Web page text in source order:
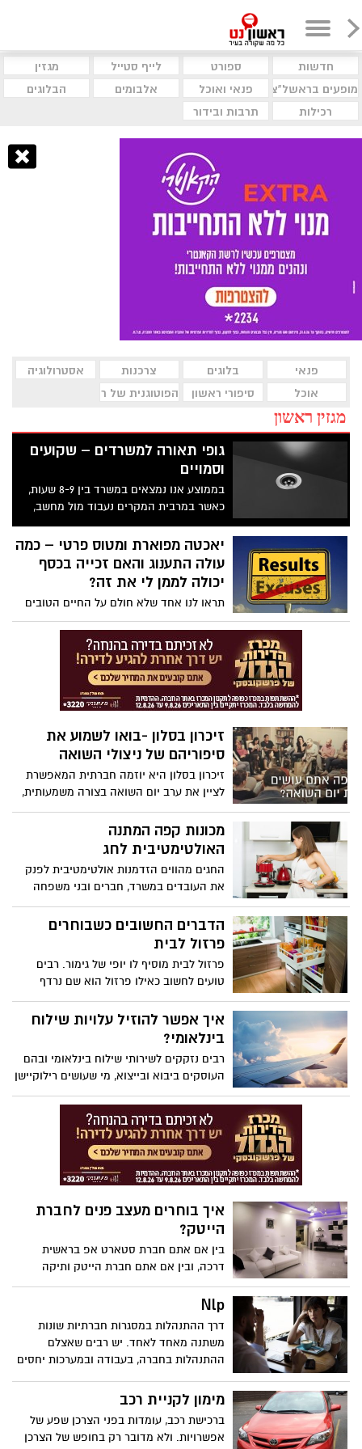
חדשות ספורט לייף סטייל
מגזין
מופעים בראשל"צ
פנאי ואוכל אלבומים
הבלוגים
רכילות
תרבות ובידור
פנאי בלוגים צרכנות
אסטרולוגיה
אוכל
סיפורי ראשון הפוטוגנית של ראשון לציון
מגזין ראשון
גופי תאורה למשרדים – שקועים
וסמויים
בממוצע אנו נמצאים במשרד בין 8-9 שעות,
כאשר במרבית המקרים נעבוד מול מחשב,
נקיים פגישות עם לקוחות, נקרא חומרים או
נבצע שיחות טלפוניות. כל אחד מפעולות אלה
דורשות שילוב תאורה ספציפית בחלל בו אנו
מבצעים את פעולות אלה, כאשר התאורה
תאפשר לנו לעבוד בנוחות יתרה וגם תשפיע
על תפוקת העבודה שלנו.
יאכטה מפוארת ומטוס פרטי – כמה
עולה התענוג והאם זכייה בכסף
יכולה לממן לי את זה?
תראו לנו אחד שלא חולם על החיים הטובים
באלפיון העליון – אוכל טוב, מסיבות, שייט
ביאכטה מפוארת וביקורים בכל העולם במטוס
הפרטי שלכם.
זיכרון בסלון -בואו לשמוע את
סיפוריהם של ניצולי השואה
זיכרון בסלון היא יוזמה חברתית המאפשרת
לציין את ערב יום השואה בצורה משמעותית,
בסלון הבית, בין משפחה וחברים, במפגש
המורכב מעדות, חלק אומנותי-שיתופי ודיון.
השנה זיכרון בסלון יתקיים בראשון לציון
בהנצחת זיכרון השואה ולהשפיע על הקהילה
והחברה בישראל.
מכונות קפה המתנה
האולטימטיבית לחג
החגים מהווים הזדמנות אולטימטיבית לפנק
את העובדים במשרד, חברים ובני משפחה
ואת המארחים שטרחו על סעודת חג
משובחת. אם אתם מחפשים מתנה לחג
מכונות קפה הן מה שחיפשתם. מרבית
ומכונת קפה היא הדרך להכין את המשקה
בדרך המקצועית ביותר במינימום זמן. קיימות
מכונות קפה במחירים אטרקטיביים ביותר או
לבחור כמתנה אביזרים נלווים ומשדרגים
לחובבי הקפה.
הדברים החשובים כשבוחרים
פרזול לבית
פרזול לבית מוסיף לו יופי של גימור. רבים
טועים לחשוב כאילו פרזול הוא שם נרדף
לאביזרי נוי והידור, שעיקרם להעשיר ולהעצים
את חזות הבית. זה מדויק אבל זה לא ממצה
את חשיבות הבחירה המושכלת והמוקפדת
נכונה ואפקטיבית של מוצרי פרזול לבית בכלל
ולמטבח בפרט מקלה על השימוש במגירות,
בארונות, בחלונות ובשאר פריטי הריהוט
השימושיים.
איך אפשר להוזיל עלויות שילוח
בינלאומי?
רבים נזקקים לשירותי שילוח בינלאומי ובהם
העוסקים ביבוא ובייצוא, מי שעושים רילוקיישן
ועוד. יש הפרשים גדולים בתעריפי השילוח.
הם נקבעים על פי משתנים שונים. בעלות
השילוח נכללים שירותים שונים כגון: אחסון
התכולה, מיסים שונים, שירותי השינוע והסעה,
עמלות וכמובן החלק העיקרי של העלות- אופן
השילוח – ימי, יבשתי או אווירי.
איך בוחרים מעצב פנים לחברת
הייטק?
בין אם אתם חברת סטארט אפ בראשית
דרכה, ובין אם אתם חברת הייטק ותיקה
ומוכרת, כדאי להיעזר במעצב פנים כדי לבנות
את עיצוב המשרדים שלכם או לשדרג מעט
המשרד שלכם הוא המקום שבו אתם מארחים
יזמים ועוד. ואתם רוצים שהוא ייראה כראוי
וישדר רצינות.
Nlp
דרך ההתנהלות במסגרות חברתיות שונות
משתנה מאחד לאחד. יש רבים שאצלם
ההתנהלות בחברה, בעבודה ובמערכות יחסים
בקיום קשר באופן טבעי בגלל תכונותיהם
ואישיותם ומסיבות אחרות.
מימון לקניית רכב
ברכישת רכב, עומדות בפני הצרכן שפע של
אפשרויות. ולא מדובר רק בחופש של הצרכן